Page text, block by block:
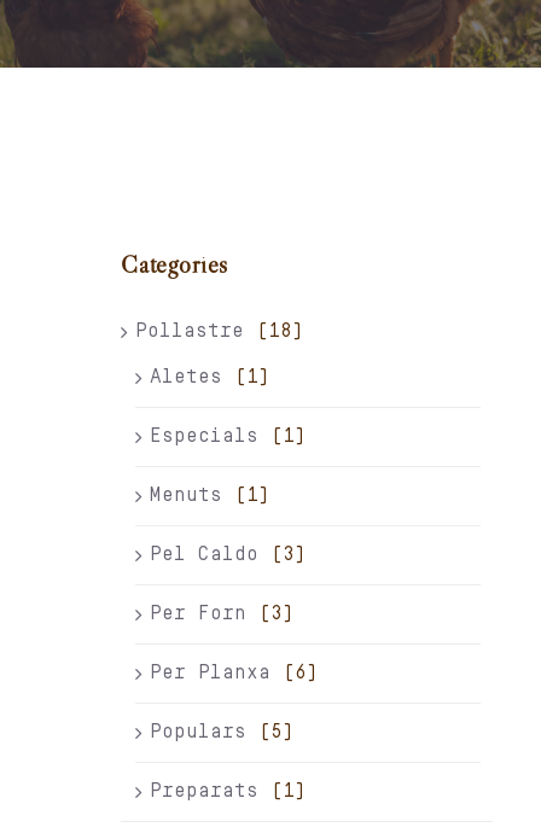
Carret
Categories
Pollastre (18)
Aletes (1)
Especials (1)
Menuts (1)
Pel Caldo (3)
Per Forn (3)
Per Planxa (6)
Populars (5)
Preparats (1)